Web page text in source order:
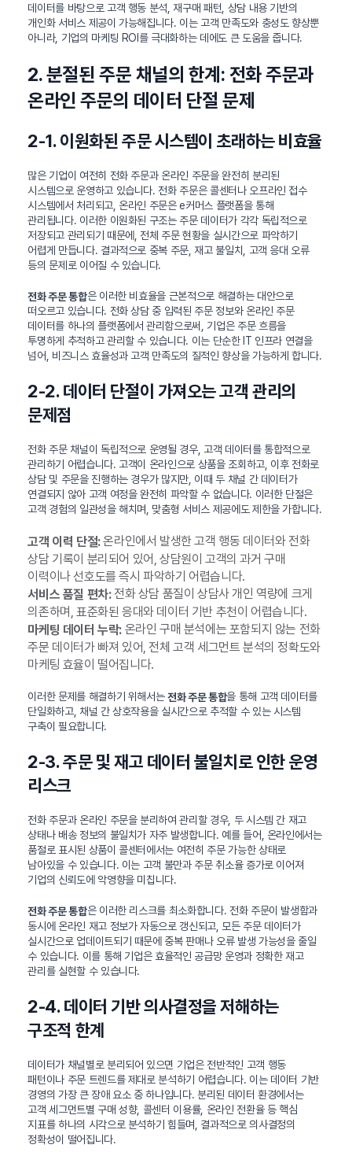
데이터를 바탕으로 고객 행동 분석, 재구매 패턴, 상담 내용 기반의
개인화 서비스 제공이 가능해집니다. 이는 고객 만족도와 충성도 향상뿐
아니라, 기업의 마케팅 ROI를 극대화하는 데에도 큰 도움을 줍니다.
2. 분절된 주문 채널의 한계: 전화 주문과
온라인 주문의 데이터 단절 문제
2-1. 이원화된 주문 시스템이 초래하는 비효율
많은 기업이 여전히 전화 주문과 온라인 주문을 완전히 분리된
시스템으로 운영하고 있습니다. 전화 주문은 콜센터나 오프라인 접수
시스템에서 처리되고, 온라인 주문은 e커머스 플랫폼을 통해
관리됩니다. 이러한 이원화된 구조는 주문 데이터가 각각 독립적으로
저장되고 관리되기 때문에, 전체 주문 현황을 실시간으로 파악하기
어렵게 만듭니다. 결과적으로 중복 주문, 재고 불일치, 고객 응대 오류
등의 문제로 이어질 수 있습니다.
전화 주문 통합은 이러한 비효율을 근본적으로 해결하는 대안으로
떠오르고 있습니다. 전화 상담 중 입력된 주문 정보와 온라인 주문
데이터를 하나의 플랫폼에서 관리함으로써, 기업은 주문 흐름을
투명하게 추적하고 관리할 수 있습니다. 이는 단순한 IT 인프라 연결을
넘어, 비즈니스 효율성과 고객 만족도의 질적인 향상을 가능하게 합니다.
2-2. 데이터 단절이 가져오는 고객 관리의
문제점
전화 주문 채널이 독립적으로 운영될 경우, 고객 데이터를 통합적으로
관리하기 어렵습니다. 고객이 온라인으로 상품을 조회하고, 이후 전화로
상담 및 주문을 진행하는 경우가 많지만, 이때 두 채널 간 데이터가
연결되지 않아 고객 여정을 완전히 파악할 수 없습니다. 이러한 단절은
고객 경험의 일관성을 해치며, 맞춤형 서비스 제공에도 제한을 가합니다.
고객 이력 단절:온라인에서 발생한 고객 행동 데이터와 전화
상담 기록이 분리되어 있어, 상담원이 고객의 과거 구매
이력이나 선호도를 즉시 파악하기 어렵습니다.
서비스 품질 편차:전화 상담 품질이 상담사 개인 역량에 크게
의존하며, 표준화된 응대와 데이터 기반 추천이 어렵습니다.
마케팅 데이터 누락:온라인 구매 분석에는 포함되지 않는 전화
주문 데이터가 빠져 있어, 전체 고객 세그먼트 분석의 정확도와
마케팅 효율이 떨어집니다.
이러한 문제를 해결하기 위해서는전화 주문 통합을 통해 고객 데이터를
단일화하고, 채널 간 상호작용을 실시간으로 추적할 수 있는 시스템
구축이 필요합니다.
2-3. 주문 및 재고 데이터 불일치로 인한 운영
리스크
전화 주문과 온라인 주문을 분리하여 관리할 경우, 두 시스템 간 재고
상태나 배송 정보의 불일치가 자주 발생합니다. 예를 들어, 온라인에서는
품절로 표시된 상품이 콜센터에서는 여전히 주문 가능한 상태로
남아있을 수 있습니다. 이는 고객 불만과 주문 취소율 증가로 이어져
기업의 신뢰도에 악영향을 미칩니다.
전화 주문 통합은 이러한 리스크를 최소화합니다. 전화 주문이 발생함과
동시에 온라인 재고 정보가 자동으로 갱신되고, 모든 주문 데이터가
실시간으로 업데이트되기 때문에 중복 판매나 오류 발생 가능성을 줄일
수 있습니다. 이를 통해 기업은 효율적인 공급망 운영과 정확한 재고
관리를 실현할 수 있습니다.
2-4. 데이터 기반 의사결정을 저해하는
구조적 한계
데이터가 채널별로 분리되어 있으면 기업은 전반적인 고객 행동
패턴이나 주문 트렌드를 제대로 분석하기 어렵습니다. 이는 데이터 기반
경영의 가장 큰 장애 요소 중 하나입니다. 분리된 데이터 환경에서는
고객 세그먼트별 구매 성향, 콜센터 이용률, 온라인 전환율 등 핵심
지표를 하나의 시각으로 분석하기 힘들며, 결과적으로 의사결정의
정확성이 떨어집니다.